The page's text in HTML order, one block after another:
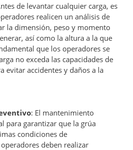
de levantar cualquier carga, es
realicen un análisis de
la dimensión, peso y momento
así como la altura a la que
que los operadores se
no exceda las capacidades de
evitar accidentes y daños a la
: El mantenimiento
para garantizar que la grúa
condiciones de
deben realizar